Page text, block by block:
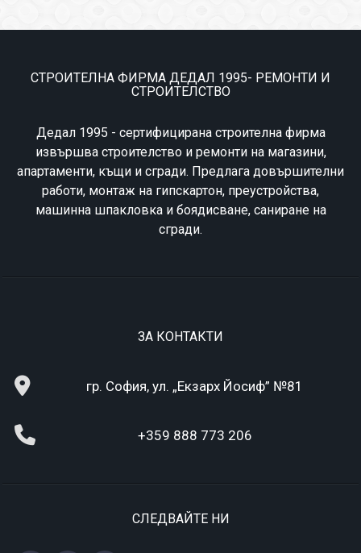
СТРОИТЕЛНА ФИРМА ДЕДАЛ 1995- РЕМОНТИ И
СТРОИТЕЛСТВО
Дедал 1995 - сертифицирана строителна фирма
извършва строителство и ремонти на магазини,
апартаменти, къщи и сгради. Предлага довършителни
работи, монтаж на гипскартон, преустройства,
машинна шпакловка и боядисване, саниране на
сгради.
ЗА КОНТАКТИ
гр. София, ул. „Екзарх Йосиф” №81
+359 888 773 206
СЛЕДВАЙТЕ НИ